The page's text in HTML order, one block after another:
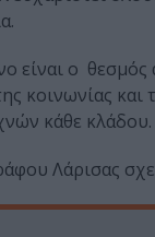
είναι ο
κοινωνίας
κάθε κλάδου.
Λάρισας